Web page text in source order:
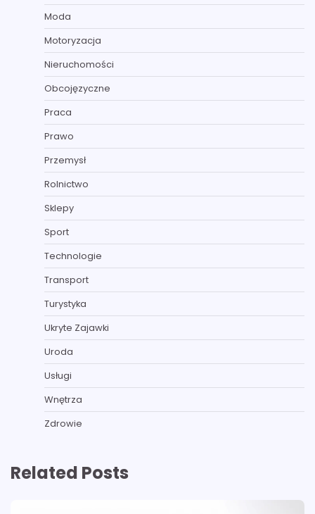
Moda
Motoryzacja
Nieruchomości
Obcojęzyczne
Praca
Prawo
Przemysł
Rolnictwo
Sklepy
Sport
Technologie
Transport
Turystyka
Ukryte Zajawki
Uroda
Usługi
Wnętrza
Zdrowie
Related Posts